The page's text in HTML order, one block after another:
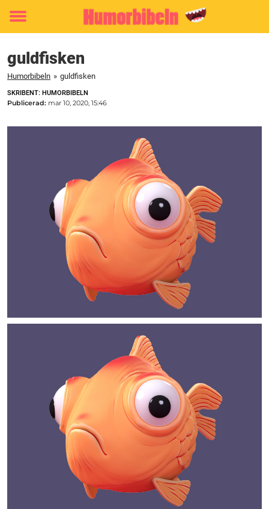
Toggle
guldfisken
Humorbibeln » guldfisken
SKRIBENT: HUMORBIBELN
Publicerad: mar 10, 2020, 15:46